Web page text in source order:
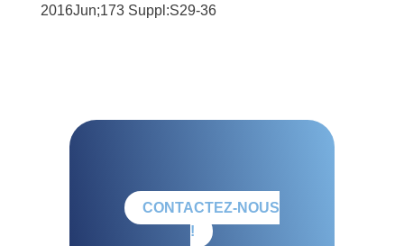
2016Jun;173 Suppl:S29-36
CONTACTEZ-NOUS
!